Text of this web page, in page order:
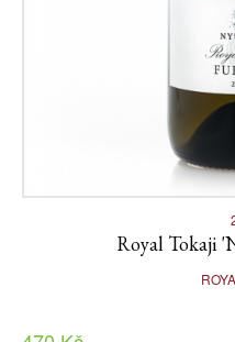
Royal Tokaji